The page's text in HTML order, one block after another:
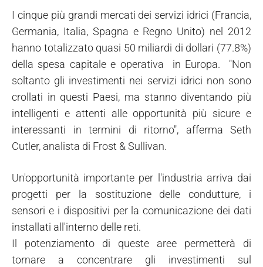
I cinque più grandi mercati dei servizi idrici (Francia,
Germania, Italia, Spagna e Regno Unito) nel 2012
hanno totalizzato quasi 50 miliardi di dollari (77.8%)
della spesa capitale e operativa in Europa. "Non
soltanto gli investimenti nei servizi idrici non sono
crollati in questi Paesi, ma stanno diventando più
intelligenti e attenti alle opportunità più sicure e
interessanti in termini di ritorno", afferma Seth
Cutler, analista di Frost & Sullivan.
Un'opportunità importante per l'industria arriva dai
progetti per la sostituzione delle condutture, i
sensori e i dispositivi per la comunicazione dei dati
installati all'interno delle reti.
Il potenziamento di queste aree permetterà di
tornare a concentrare gli investimenti sul